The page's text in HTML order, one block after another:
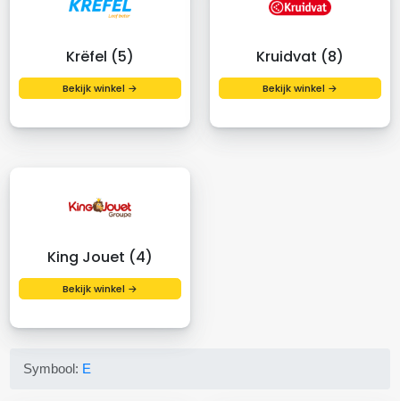
Krëfel (5)
Bekijk winkel →
Kruidvat (8)
Bekijk winkel →
King Jouet (4)
Bekijk winkel →
Symbool: E